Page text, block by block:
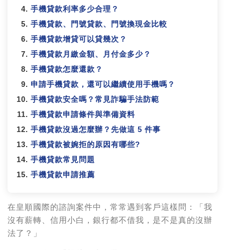
手機貸款利率多少合理？
手機貸款、門號貸款、門號換現金比較
手機貸款增貸可以貸幾次？
手機貸款月繳金額、月付金多少？
手機貸款怎麼還款？
申請手機貸款，還可以繼續使用手機嗎？
手機貸款安全嗎？常見詐騙手法防範
手機貸款申請條件與準備資料
手機貸款沒過怎麼辦？先做這 5 件事
手機貸款被婉拒的原因有哪些?
手機貸款常見問題
手機貸款申請推薦
在皇順國際的諮詢案件中，常常遇到客戶這樣問：「我
沒有薪轉、信用小白，銀行都不借我，是不是真的沒辦
法了？」